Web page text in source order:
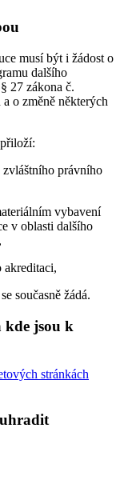
musí být i žádost o
dalšího
27 zákona č.
o změně některých
právního
vybavení
v oblasti dalšího
akreditaci,
současně žádá.
kde jsou k
stránkách